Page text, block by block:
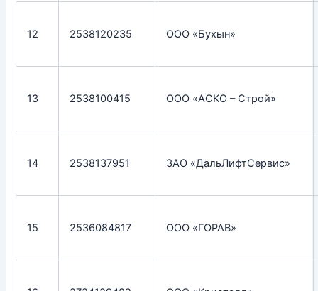
12 2538120235 ООО «Бухын»
13 2538100415 ООО «АСКО – Строй»
14 2538137951 ЗАО «ДальЛифтСервис»
15 2536084817 ООО «ГОРАВ»